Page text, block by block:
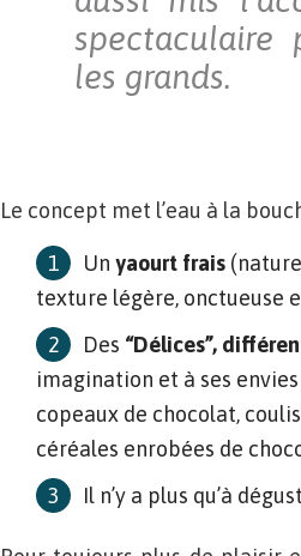
les grands.
Le concept met l’eau à la
Un yaourt frais
texture légère, onctueuse
Des “Délices”,
imagination et à ses
copeaux de chocolat,
céréales enrobées de
Il n’y a plus qu’à